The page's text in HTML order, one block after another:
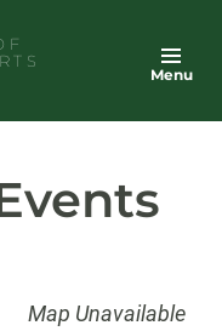
Menu
Map Unavailable